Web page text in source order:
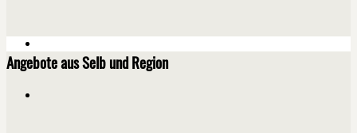
Angebote aus Selb und Region